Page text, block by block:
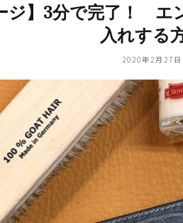
ジ】3分で完了！ エ
入れする
2020年2月27日